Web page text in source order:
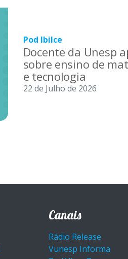
Pod Ibilce
Docente da Unesp
sobre ensino de
e tecnologia
22 de Julho de 2026
Canais
Rádio Release
Vunesp Informa